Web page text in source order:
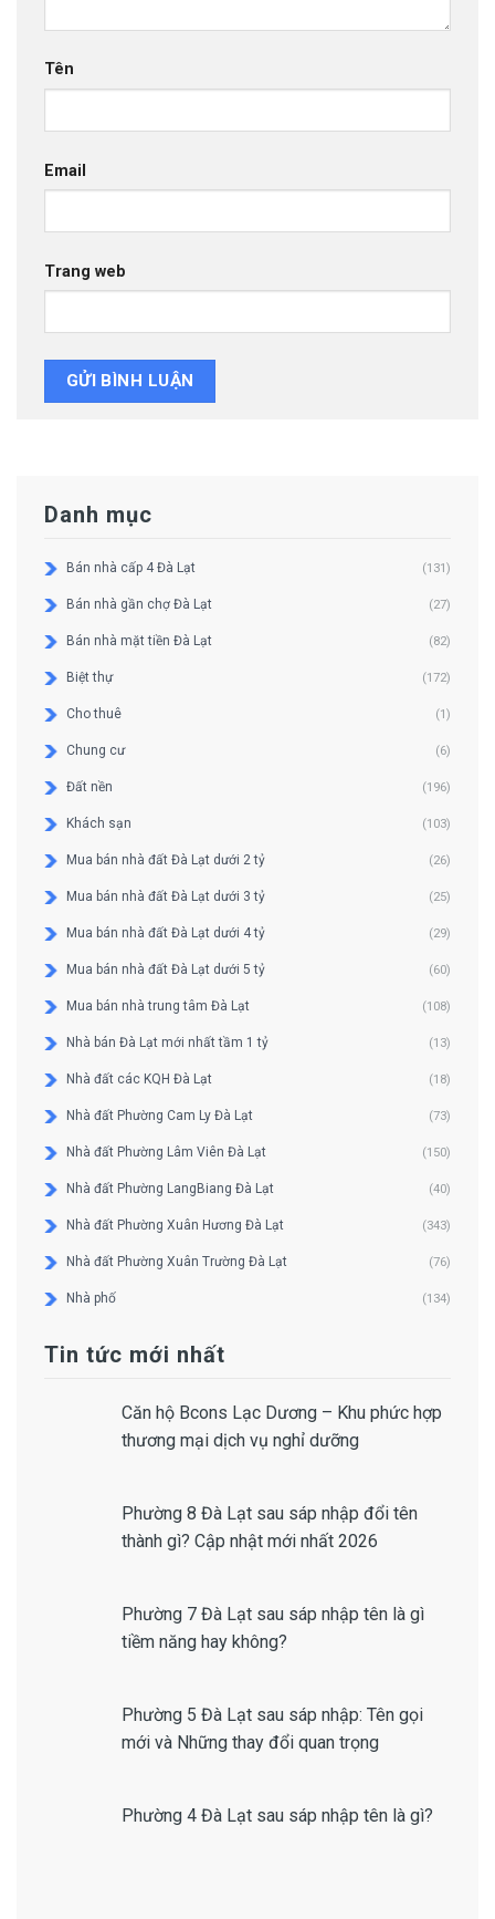
Tên
Email
Trang web
Danh mục
Bán nhà cấp 4 Đà Lạt (131)
Bán nhà gần chợ Đà Lạt (27)
Bán nhà mặt tiền Đà Lạt (82)
Biệt thự (172)
Cho thuê (1)
Chung cư (6)
Đất nền (196)
Khách sạn (103)
Mua bán nhà đất Đà Lạt dưới 2 tỷ (26)
Mua bán nhà đất Đà Lạt dưới 3 tỷ (25)
Mua bán nhà đất Đà Lạt dưới 4 tỷ (29)
Mua bán nhà đất Đà Lạt dưới 5 tỷ (60)
Mua bán nhà trung tâm Đà Lạt (108)
Nhà bán Đà Lạt mới nhất tầm 1 tỷ (13)
Nhà đất các KQH Đà Lạt (18)
Nhà đất Phường Cam Ly Đà Lạt (73)
Nhà đất Phường Lâm Viên Đà Lạt (150)
Nhà đất Phường LangBiang Đà Lạt (40)
Nhà đất Phường Xuân Hương Đà Lạt (343)
Nhà đất Phường Xuân Trường Đà Lạt (76)
Nhà phố (134)
Tin tức mới nhất
Căn hộ Bcons Lạc Dương – Khu phức hợp
thương mại dịch vụ nghỉ dưỡng
Phường 8 Đà Lạt sau sáp nhập đổi tên
thành gì? Cập nhật mới nhất 2026
Phường 7 Đà Lạt sau sáp nhập tên là gì
tiềm năng hay không?
Phường 5 Đà Lạt sau sáp nhập: Tên gọi
mới và Những thay đổi quan trọng
Phường 4 Đà Lạt sau sáp nhập tên là gì?